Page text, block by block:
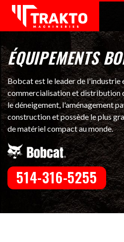
ÉQUIPEMENTS
Bobcat est le leader de
commercialisation et distribution
le déneigement, l'aménagement
construction et possède le plus
de matériel compact au monde.
514-316-5255